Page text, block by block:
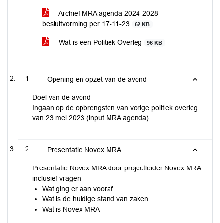
Archief MRA agenda 2024-2028
besluitvorming per 17-11-23
62 KB
Wat is een Politiek Overleg 96 KB
1 Opening en opzet van de avond
Doel van de avond
Ingaan op de opbrengsten van vorige politiek overleg
van 23 mei 2023 (input MRA agenda)
2 Presentatie Novex MRA
Presentatie Novex MRA door projectleider Novex MRA
inclusief vragen
Wat ging er aan vooraf
Wat is de huidige stand van zaken
Wat is Novex MRA